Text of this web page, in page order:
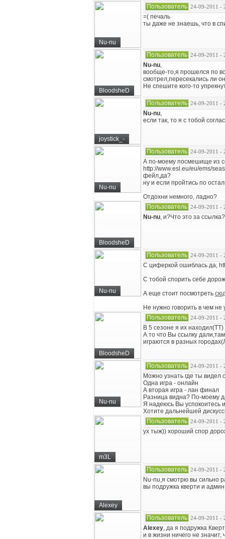
Nu-nu
Пользователь 24-09-2011 -
=( печаль
ты даже не знаешь, что в
BloodsheD
Пользователь 24-09-2011 -
Nu-nu,
вообще-то,я прошелся по
смотрел,пересекались ли
Не спешите кого-то
joystick_-
Пользователь 24-09-2011 -
Nu-nu,
если так, то я с тобой
Nu-nu
Пользователь 24-09-2011 -
А по-моему посмешище из
http://www.esl.eu/eu/ems/
фейл,да?
ну и если пройтись по
Отдохни немного, ладно?
BloodsheD
Пользователь 24-09-2011 -
Nu-nu, и?Что это за
Nu-nu
Пользователь 24-09-2011 -
С циферкой ошиблась да,
С тобой спорить себе
А еще стоит посмотреть
Не нужно говорить в чем
BloodsheD
Пользователь 24-09-2011 -
В 5 сезоне я их
А то что Вы ссылку
играются в разных
Nu-nu
Пользователь 24-09-2011 -
Можно узнать где ты видел
Одна игра - онлайн
А вторая игра - лан финал
Разница видна? По-моему
Я надеюсь Вы успокоитесь
Хотите дальнейшей
m3L
Пользователь 24-09-2011 -
ух тыж)) хороший спор
Alexey
Пользователь 24-09-2011 -
Nu-nu,я смотрю вы сильно
вы подружка кверти и
Пользователь 24-09-2011 -
Alexey, да я подружка
и в жизни ничего не